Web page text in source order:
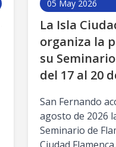
05 May 2026
La Isla
organiza la
su
del 17 al 20
San Fernando
agosto de 2026
Seminario de
Ciudad